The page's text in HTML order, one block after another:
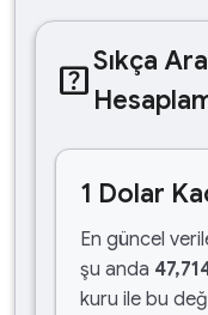
help_centerSıkça
1 Dolar
En güncel
şu anda
kuru ile bu